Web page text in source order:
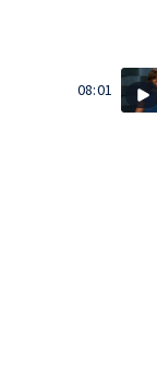
08:01